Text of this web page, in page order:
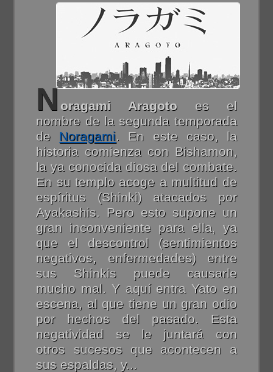
Noragami Aragoto es el
nombre de la segunda temporada
de Noragami. En este caso, la
historia comienza con Bishamon,
la ya conocida diosa del combate.
En su templo acoge a multitud de
espíritus (Shinki) atacados por
Ayakashis. Pero esto supone un
gran inconveniente para ella, ya
que el descontrol (sentimientos
negativos, enfermedades) entre
sus Shinkis puede causarle
mucho mal. Y aquí entra Yato en
escena, al que tiene un gran odio
por hechos del pasado. Esta
negatividad se le juntará con
otros sucesos que acontecen a
sus espaldas, y...